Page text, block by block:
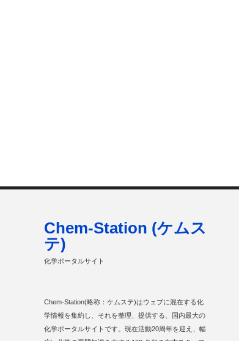
Chem-Station (ケムス
テ)
化学ポータルサイト
Chem-Station(略称：ケムステ)はウェブに混在する化
学情報を集約し、それを整理、提供する、国内最大の
化学ポータルサイトです。現在活動20周年を迎え、幅